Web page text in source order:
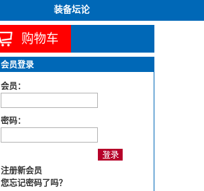
装备坛论
购物车
会员登录
会员：
密码：
注册新会员
您忘记密码了吗？